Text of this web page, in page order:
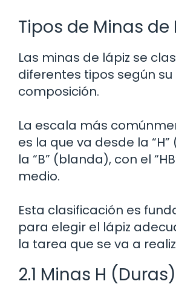
Tipos de Minas de
Las minas de lápiz se
diferentes tipos según su
composición.
La escala más
es la que va desde la
la “B” (blanda), con el
medio.
Esta clasificación es
para elegir el lápiz
la tarea que se va a
2.1 Minas H (Duras)